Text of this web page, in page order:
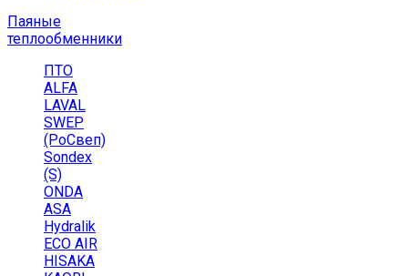
Паяные
теплообменники
ПТО
ALFA
LAVAL
SWEP
(РоСвеп)
Sondex
(S)
ONDA
ASA
Hydralik
ECO AIR
HISAKA